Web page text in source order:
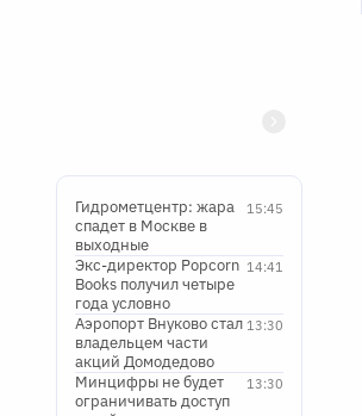
15:45
Гидрометцентр: жара
спадет в Москве в
выходные
14:41
Экс-директор Popcorn
Books получил четыре
года условно
13:30
Аэропорт Внуково стал
владельцем части
акций Домодедово
13:30
Минцифры не будет
ограничивать доступ